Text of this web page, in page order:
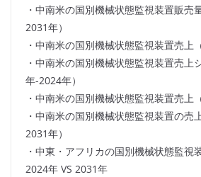
・中南米の国別機械状態監視装置販売
2031年）
・中南米の国別機械状態監視装置売上
・中南米の国別機械状態監視装置売上
年-2024年）
・中南米の国別機械状態監視装置売上
・中南米の国別機械状態監視装置の売
2031年）
・中東・アフリカの国別機械状態監視
2024年 VS 2031年